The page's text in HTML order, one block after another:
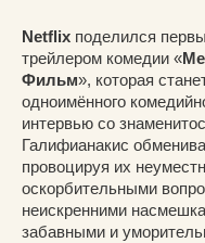
Netflix поделился
трейлером комедии «
Фильм», которая
одноимённого
интервью со
Галифианакис
провоцируя их
оскорбительными
неискренними
забавными и